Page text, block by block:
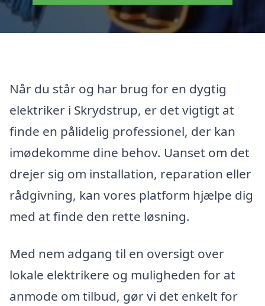
Når du står og har brug for en dygtig
elektriker i Skrydstrup, er det vigtigt at
finde en pålidelig professionel, der kan
imødekomme dine behov. Uanset om det
drejer sig om installation, reparation eller
rådgivning, kan vores platform hjælpe dig
med at finde den rette løsning.
Med nem adgang til en oversigt over
lokale elektrikere og muligheden for at
anmode om tilbud, gør vi det enkelt for